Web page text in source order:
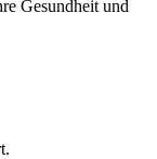
Gesundheit und